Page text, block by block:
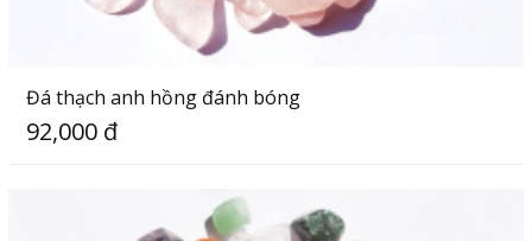
Đá thạch anh hồng đánh bóng
92,000 đ